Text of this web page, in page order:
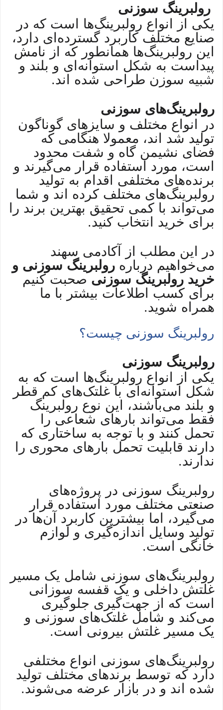
رولبرینگ سوزنی
یکی از انواع رولبرینگ‌ها است که در
صنایع مختلف کاربرد گسترده‌ای دارد،
این رولبرینگ‌ها همانطور که از نامش
پیداست به شکل استوانه‌ای و بلند و
شبیه سوزن طراحی شده اند.
رولبرینگ‌های سوزنی
در انواع مختلف و سایزهای گوناگون
تولید شد اند، معمولا هنگامی که
فضای نشیمن گاه و شفت محدود
است، مورد استفاده قرار می‌گیرند و
برنده‌های مختلفی اقدام به تولید
رولبرینگ‌های مختلف کرده اند و شما
می‌تواند با کمی تحقیق بهترین برند را
برای خرید انتخاب کنید.
در این مطلب از آکادمی سهند
می‌خواهیم درباره رولبرینگ سوزنی و
خرید رولبرینگ سوزنی صحبت کنیم
برای کسب اطلاعات بیشتر با ما
همراه شوید.
رولبرینگ سوزنی چیست؟
رولبرینگ سوزنی
یکی از انواع رولبرینگ‌ها است که به
شکل استوانه‌ای با غلتک‌های کم قطر
و بلند می‌باشند، این نوع رولبرینگ
فقط می‌تواند بارهای شعاعی را
تحمل کنند و با توجه به ساختاری که
دارند قابلیت تحمل بارهای محوری را
ندارند.
رولبرینگ سوزنی در پروژه‌های
صنعتی مختلف مورد استفاده قرار
می‌گیرد، اما بیشترین کاربرد آن‌ها در
تولید وسایل اندازه‌گیری و لوازم
خانگی است.
رولبرینگ‌های سوزنی شامل یک مسیر
غلتش داخلی و یک قفسه سوزانی
است که از جهت‌گیری جلوگیری
می‌کند و شامل غلتک‌های سوزنی و
یک مسیر غلتش بیرونی است.
رولبرینگ‌های سوزنی انواع مختلفی
دارد که توسط برندهای مختلف تولید
شده اند و در بازار عرضه می‌شوند.